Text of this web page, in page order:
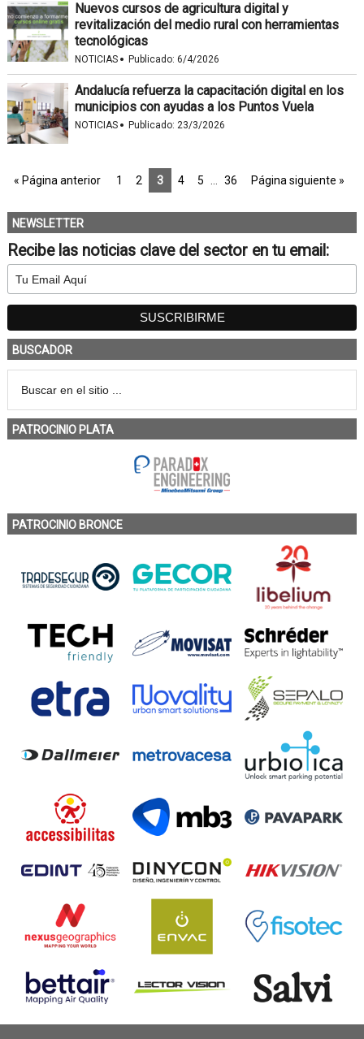
Nuevos cursos de agricultura digital y
revitalización del medio rural con herramientas
tecnológicas
NOTICIAS · Publicado: 6/4/2026
Andalucía refuerza la capacitación digital en los
municipios con ayudas a los Puntos Vuela
NOTICIAS · Publicado: 23/3/2026
« Página anterior 1 2 3 4 5 36 Página siguiente »
NEWSLETTER
Recibe las noticias clave del sector en tu email:
BUSCADOR
PATROCINIO PLATA
PATROCINIO BRONCE